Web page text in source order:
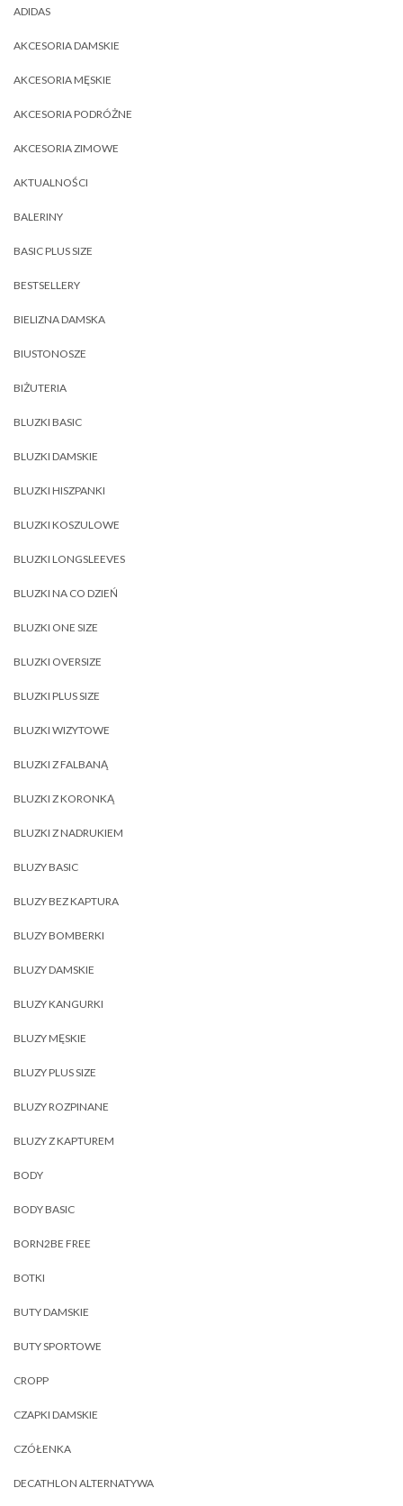
ADIDAS
AKCESORIA DAMSKIE
AKCESORIA MĘSKIE
AKCESORIA PODRÓŻNE
AKCESORIA ZIMOWE
AKTUALNOŚCI
BALERINY
BASIC PLUS SIZE
BESTSELLERY
BIELIZNA DAMSKA
BIUSTONOSZE
BIŻUTERIA
BLUZKI BASIC
BLUZKI DAMSKIE
BLUZKI HISZPANKI
BLUZKI KOSZULOWE
BLUZKI LONGSLEEVES
BLUZKI NA CO DZIEŃ
BLUZKI ONE SIZE
BLUZKI OVERSIZE
BLUZKI PLUS SIZE
BLUZKI WIZYTOWE
BLUZKI Z FALBANĄ
BLUZKI Z KORONKĄ
BLUZKI Z NADRUKIEM
BLUZY BASIC
BLUZY BEZ KAPTURA
BLUZY BOMBERKI
BLUZY DAMSKIE
BLUZY KANGURKI
BLUZY MĘSKIE
BLUZY PLUS SIZE
BLUZY ROZPINANE
BLUZY Z KAPTUREM
BODY
BODY BASIC
BORN2BE FREE
BOTKI
BUTY DAMSKIE
BUTY SPORTOWE
CROPP
CZAPKI DAMSKIE
CZÓŁENKA
DECATHLON ALTERNATYWA